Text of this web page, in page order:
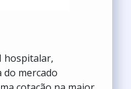
hospitalar,
mercado